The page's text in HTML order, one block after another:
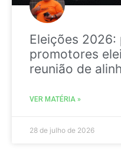
Eleições
promotores
reunião de
VER MATÉRIA »
28 de julho de 2026